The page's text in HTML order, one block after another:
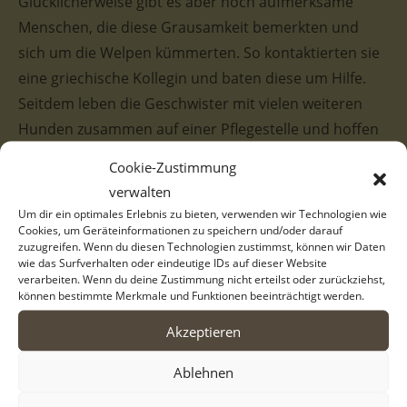
Cookie-Zustimmung
verwalten
Um dir ein optimales Erlebnis zu bieten, verwenden wir Technologien wie
Cookies, um Geräteinformationen zu speichern und/oder darauf
zuzugreifen. Wenn du diesen Technologien zustimmst, können wir Daten
wie das Surfverhalten oder eindeutige IDs auf dieser Website
verarbeiten. Wenn du deine Zustimmung nicht erteilst oder zurückziehst,
können bestimmte Merkmale und Funktionen beeinträchtigt werden.
Akzeptieren
Ablehnen
Menschen, die diese Grausamkeit bemerkten und
sich um die Welpen kümmerten. So kontaktierten sie
eine griechische Kollegin und baten diese um Hilfe.
Seitdem leben die Geschwister mit vielen weiteren
Hunden zusammen auf einer Pflegestelle und hoffen
finden, in dem sie in Geborgenheit aufwachsen
können. Sind Sie vielleicht eine dieser Familien?
Gisela ist eine entzückende, zweifarbige Hündin in den
Farben Weiß und Beige. Vor allem im Gesicht besitzt
sie dunklere Abzeichen, welche eine niedliche Maske
ergeben. Giselas Pflegestelle beschreibt sie derzeit als
aufgewecktes und freundliches Hundemädchen, das
sich derzeit verspielt und verträglich gegenüber ihren